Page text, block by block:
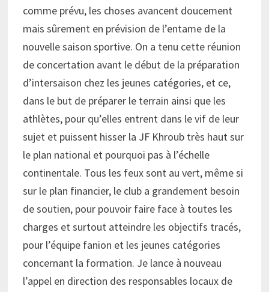
comme prévu, les choses avancent doucement
mais sûrement en prévision de l’entame de la
nouvelle saison sportive. On a tenu cette réunion
de concertation avant le début de la préparation
d’intersaison chez les jeunes catégories, et ce,
dans le but de préparer le terrain ainsi que les
athlètes, pour qu’elles entrent dans le vif de leur
sujet et puissent hisser la JF Khroub très haut sur
le plan national et pourquoi pas à l’échelle
continentale. Tous les feux sont au vert, même si
sur le plan financier, le club a grandement besoin
de soutien, pour pouvoir faire face à toutes les
charges et surtout atteindre les objectifs tracés,
pour l’équipe fanion et les jeunes catégories
concernant la formation. Je lance à nouveau
l’appel en direction des responsables locaux de